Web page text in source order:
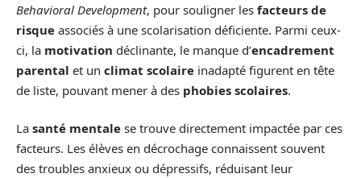
Behavioral Development, pour souligner les facteurs de
risque associés à une scolarisation déficiente. Parmi ceux-
ci, la motivation déclinante, le manque d’encadrement
parental et un climat scolaire inadapté figurent en tête
de liste, pouvant mener à des phobies scolaires.
La santé mentale se trouve directement impactée par ces
facteurs. Les élèves en décrochage connaissent souvent
des troubles anxieux ou dépressifs, réduisant leur